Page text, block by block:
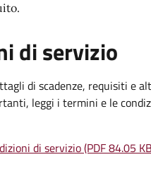
di servizio
di scadenze, requisiti e
leggi i termini e le
di servizio (PDF 84.05